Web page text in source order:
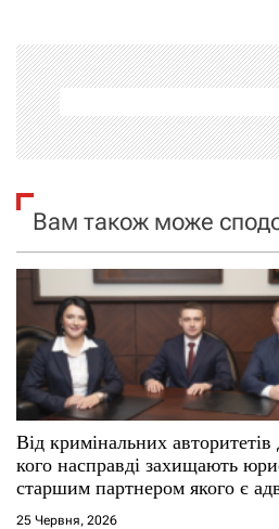
а
ц
і
я
з
п
и
с
і
Вам також може
Від кримінальних
кого насправді захищають
старшим партнером якого є
Віталій Сердюк
25 Червня, 2026